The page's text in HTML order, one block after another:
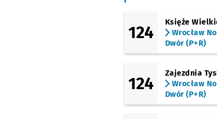
Wapienna NŻPrzystanek
(Kamienna)
Borowska (Aquapark)
Uniwersytet
(Kamienna)
Drukarska
124
Księże
Wrocław
Dwór (P+R)
124
Zajezdnia
Wrocław
Dwór (P+R)